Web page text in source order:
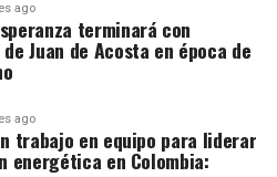
ago
terminará con
Juan de Acosta en época de
ago
trabajo en equipo para liderar
energética en Colombia: